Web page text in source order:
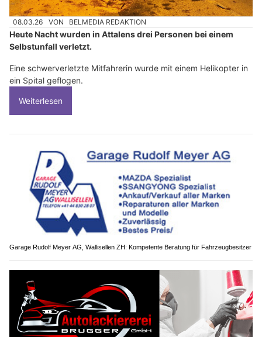
08.03.26 VON BELMEDIA REDAKTION
Heute Nacht wurden in Attalens drei Personen bei einem
Selbstunfall verletzt.
Eine schwerverletzte Mitfahrerin wurde mit einem Helikopter in
ein Spital geflogen.
Weiterlesen
Garage Rudolf Meyer AG, Wallisellen ZH: Kompetente Beratung für Fahrzeugbesitzer